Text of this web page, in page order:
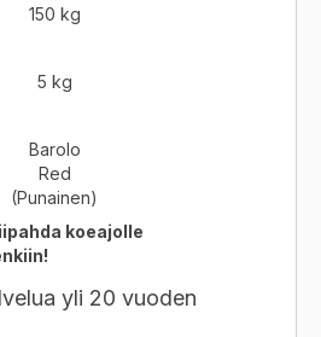
150 kg
5 kg
Barolo
Red
(Punainen)
koeajolle
yli 20 vuoden